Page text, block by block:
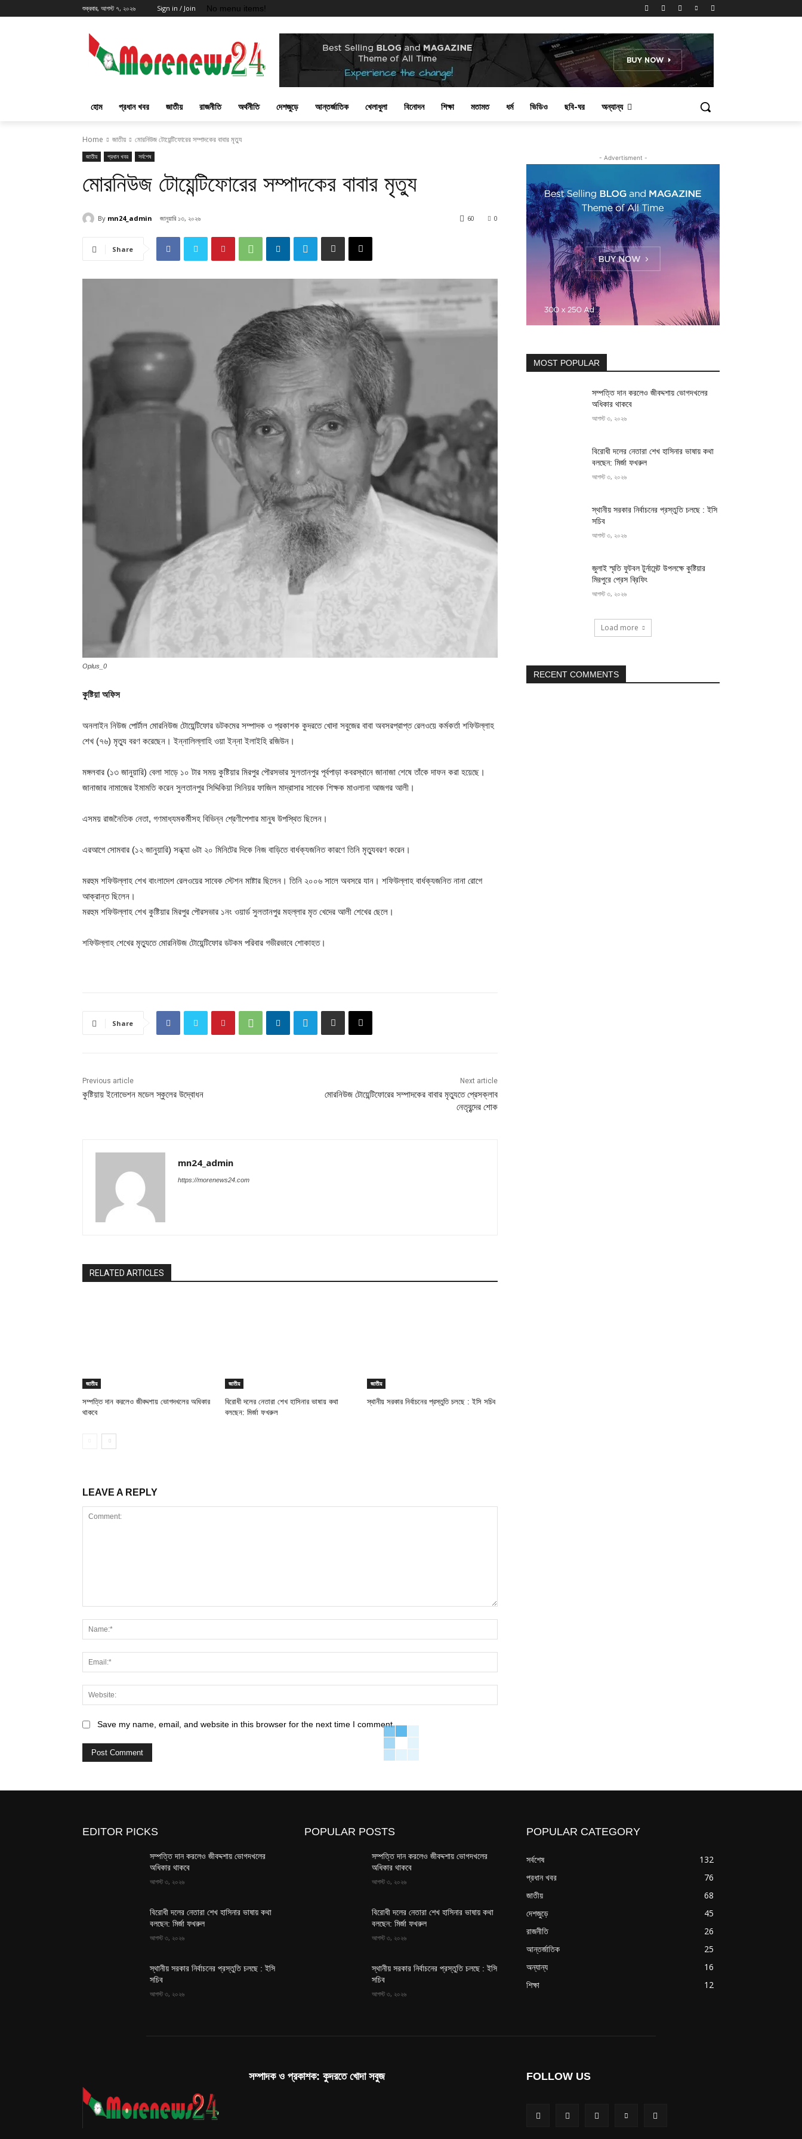
শুক্রবার, আগস্ট ৭, ২০২৬ Sign in / Join No menu items!
হোম প্রধান খবর জাতীয় রাজনীতি অর্থনীতি দেশজুড়ে আন্তর্জাতিক খেলাধুলা বিনোদন শিক্ষা মতামত ধর্ম ভিডিও ছবি-ঘর অন্যান্য
Home জাতীয় মোরনিউজ টোয়েন্টিফোরের সম্পাদকের বাবার মৃত্যু
জাতীয় প্রধান খবর সর্বশেষ
মোরনিউজ টোয়েন্টিফোরের সম্পাদকের বাবার মৃত্যু
By mn24_admin জানুয়ারি ১৩, ২০২৬ 0
60
Share
Oplus_0
কুষ্টিয়া অফিস
অনলাইন নিউজ পোর্টাল মোরনিউজ টোয়েন্টিফোর ডটকমের সম্পাদক ও প্রকাশক কুদরতে খোদা সবুজের বাবা অবসরপ্রাপ্ত রেলওয়ে কর্মকর্তা শফিউল্লাহ
শেখ (৭৬) মৃত্যু বরণ করেছেন। ইন্নালিল্লাহি ওয়া ইন্না ইলাইহি রজিউন।
মঙ্গলবার (১৩ জানুয়ারি) বেলা সাড়ে ১০ টার সময় কুষ্টিয়ার মিরপুর পৌরসভার সুলতানপুর পূর্বপাড়া কবরস্থানে জানাজা শেষে তাঁকে দাফন করা হয়েছে।
জানাজার নামাজের ইমামতি করেন সুলতানপুর সিদ্দিকিয়া সিনিয়র ফাজিল মাদ্রাসার সাবেক শিক্ষক মাওলানা আজগর আলী।
এসময় রাজনৈতিক নেতা, গণমাধ্যমকর্মীসহ বিভিন্ন শ্রেণীপেশার মানুষ উপস্থিত ছিলেন।
এরআগে সোমবার (১২ জানুয়ারি) সন্ধ্যা ৬টা ২০ মিনিটের দিকে নিজ বাড়িতে বার্ধক্যজনিত কারণে তিনি মৃত্যুবরণ করেন।
মরহুম শফিউল্লাহ শেখ বাংলাদেশ রেলওয়ের সাবেক স্টেশন মাষ্টার ছিলেন। তিনি ২০০৬ সালে অবসরে যান। শফিউল্লাহ বার্ধক্যজনিত নানা রোগে
আক্রান্ত ছিলেন।
মরহুম শফিউল্লাহ শেখ কুষ্টিয়ার মিরপুর পৌরসভার ১নং ওয়ার্ড সুলতানপুর মহল্লার মৃত খেদের আলী শেখের ছেলে।
শফিউল্লাহ শেখের মৃত্যুতে মোরনিউজ টোয়েন্টিফোর ডটকম পরিবার গভীরভাবে শোকাহত।
Share
Previous article
কুষ্টিয়ায় ইনোভেশন মডেল স্কুলের উদ্বোধন
Next article
মোরনিউজ টোয়েন্টিফোরের সম্পাদকের বাবার মৃত্যুতে প্রেসক্লাব
নেতৃবৃন্দের শোক
mn24_admin
https://morenews24.com
RELATED ARTICLES
জাতীয়
সম্পত্তি দান করলেও জীবদ্দশায় ভোগদখলের অধিকার
থাকবে
জাতীয়
বিরোধী দলের নেতারা শেখ হাসিনার ভাষায় কথা
বলছেন: মির্জা ফখরুল
জাতীয়
স্থানীয় সরকার নির্বাচনের প্রস্তুতি চলছে : ইসি সচিব
LEAVE A REPLY
Save my name, email, and website in this browser for the next time I comment.
- Advertisment -
MOST POPULAR
সম্পত্তি দান করলেও জীবদ্দশায় ভোগদখলের
অধিকার থাকবে
আগস্ট ৩, ২০২৬
বিরোধী দলের নেতারা শেখ হাসিনার ভাষায় কথা
বলছেন: মির্জা ফখরুল
আগস্ট ৩, ২০২৬
স্থানীয় সরকার নির্বাচনের প্রস্তুতি চলছে : ইসি
সচিব
আগস্ট ৩, ২০২৬
জুলাই স্মৃতি ফুটবল টুর্নামেন্ট উপলক্ষে কুষ্টিয়ার
মিরপুরে প্রেস ব্রিফিং
আগস্ট ৩, ২০২৬
Load more
RECENT COMMENTS
EDITOR PICKS
সম্পত্তি দান করলেও জীবদ্দশায় ভোগদখলের
অধিকার থাকবে
আগস্ট ৩, ২০২৬
বিরোধী দলের নেতারা শেখ হাসিনার ভাষায় কথা
বলছেন: মির্জা ফখরুল
আগস্ট ৩, ২০২৬
স্থানীয় সরকার নির্বাচনের প্রস্তুতি চলছে : ইসি
সচিব
আগস্ট ৩, ২০২৬
POPULAR POSTS
সম্পত্তি দান করলেও জীবদ্দশায় ভোগদখলের
অধিকার থাকবে
আগস্ট ৩, ২০২৬
বিরোধী দলের নেতারা শেখ হাসিনার ভাষায় কথা
বলছেন: মির্জা ফখরুল
আগস্ট ৩, ২০২৬
স্থানীয় সরকার নির্বাচনের প্রস্তুতি চলছে : ইসি
সচিব
আগস্ট ৩, ২০২৬
POPULAR CATEGORY
সর্বশেষ
132
প্রধান খবর
76
জাতীয়
68
দেশজুড়ে
45
রাজনীতি
26
আন্তর্জাতিক
25
অন্যান্য
16
শিক্ষা
12
সম্পাদক ও প্রকাশক: কুদরতে খোদা সবুজ FOLLOW US